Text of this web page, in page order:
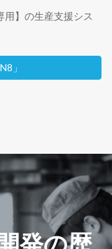
用】の生産支援シス
」